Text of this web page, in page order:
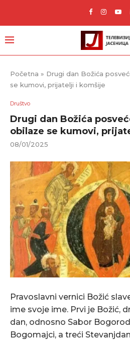
Početna » Drugi dan Božića
se kumovi, prijatelji i komšije
Društvo
Drugi dan Božića
obilaze se kumovi,
08/01/2025
Pravoslavni vernici Božić
ime svoje ime. Prvi je Božić,
dan, odnosno Sabor
Bogomajci, a treći